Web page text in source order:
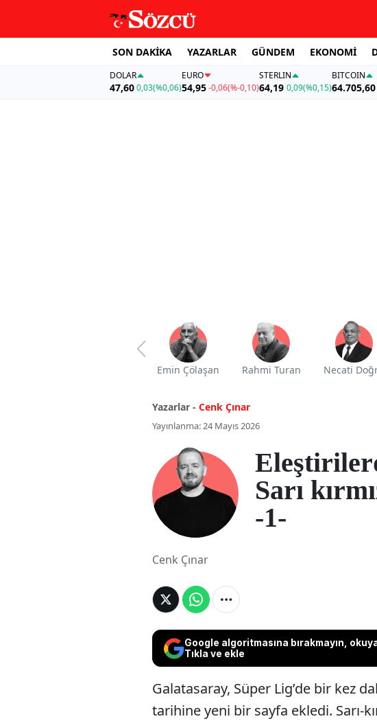
SON DAKİKA YAZARLAR GÜNDEM EKONOMİ
DOLAR
47,600,03(%0,06)
EURO
54,95 -0,06(%-0,10)
STERLIN
64,19 0,09(%0,15)
BITCOIN
64.705,60
Emin Çölaşan Rahmi Turan Necati
Yazarlar - Cenk Çınar
Yayınlanma: 24 Mayıs 2026
Sarı
-1-
Cenk Çınar
Google algoritmasına bırakmayın,
Tıkla ve ekle
Galatasaray, Süper Lig’de bir kez
tarihine yeni bir sayfa ekledi. Sarı-